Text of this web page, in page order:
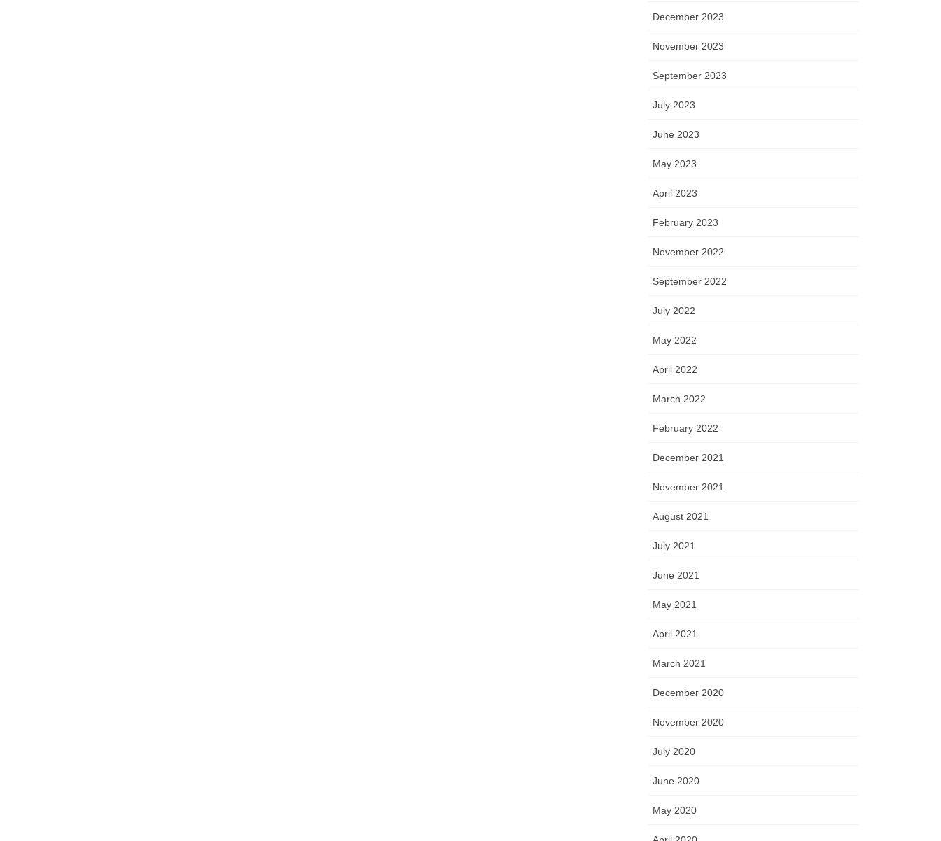
December 2023
November 2023
September 2023
July 2023
June 2023
May 2023
April 2023
February 2023
November 2022
September 2022
July 2022
May 2022
April 2022
March 2022
February 2022
December 2021
November 2021
August 2021
July 2021
June 2021
May 2021
April 2021
March 2021
December 2020
November 2020
July 2020
June 2020
May 2020